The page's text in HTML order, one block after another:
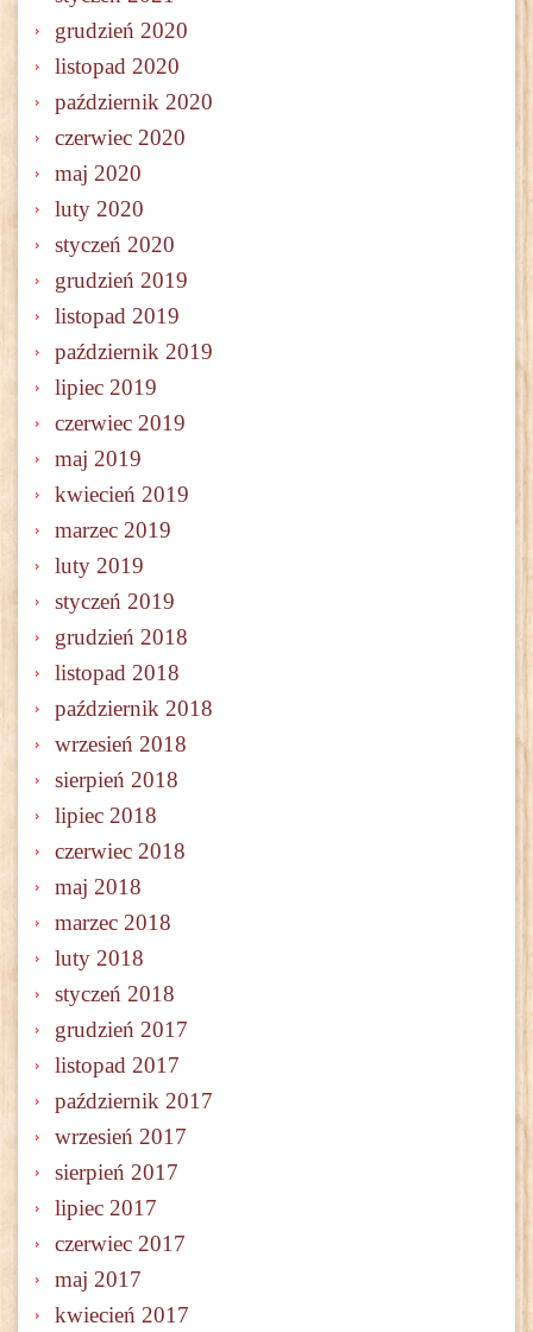
grudzień 2020
listopad 2020
październik 2020
czerwiec 2020
maj 2020
luty 2020
styczeń 2020
grudzień 2019
listopad 2019
październik 2019
lipiec 2019
czerwiec 2019
maj 2019
kwiecień 2019
marzec 2019
luty 2019
styczeń 2019
grudzień 2018
listopad 2018
październik 2018
wrzesień 2018
sierpień 2018
lipiec 2018
czerwiec 2018
maj 2018
marzec 2018
luty 2018
styczeń 2018
grudzień 2017
listopad 2017
październik 2017
wrzesień 2017
sierpień 2017
lipiec 2017
czerwiec 2017
maj 2017
kwiecień 2017